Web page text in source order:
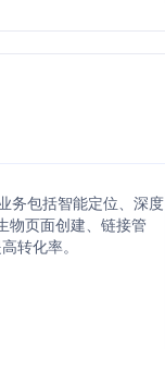
务包括智能定位、深度
物页面创建、链接管
转化率。